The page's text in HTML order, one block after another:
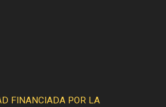
FINANCIADA POR LA